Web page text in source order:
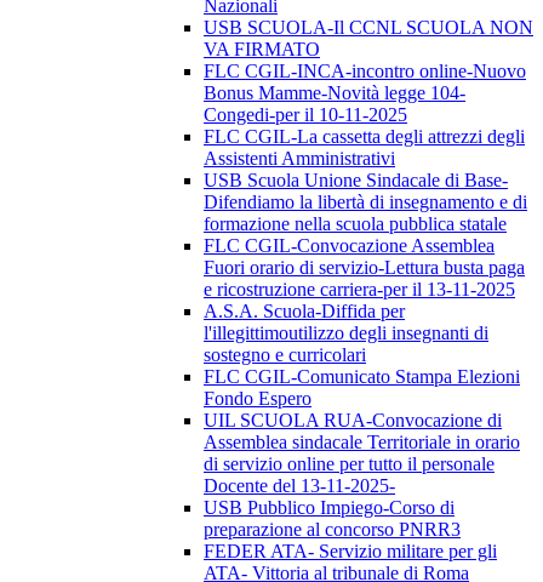
Nazionali
USB SCUOLA-Il CCNL SCUOLA NON
VA FIRMATO
FLC CGIL-INCA-incontro online-Nuovo
Bonus Mamme-Novità legge 104-
Congedi-per il 10-11-2025
FLC CGIL-La cassetta degli attrezzi degli
Assistenti Amministrativi
USB Scuola Unione Sindacale di Base-
Difendiamo la libertà di insegnamento e di
formazione nella scuola pubblica statale
FLC CGIL-Convocazione Assemblea
Fuori orario di servizio-Lettura busta paga
e ricostruzione carriera-per il 13-11-2025
A.S.A. Scuola-Diffida per
l'illegittimoutilizzo degli insegnanti di
sostegno e curricolari
FLC CGIL-Comunicato Stampa Elezioni
Fondo Espero
UIL SCUOLA RUA-Convocazione di
Assemblea sindacale Territoriale in orario
di servizio online per tutto il personale
Docente del 13-11-2025-
USB Pubblico Impiego-Corso di
preparazione al concorso PNRR3
FEDER ATA- Servizio militare per gli
ATA- Vittoria al tribunale di Roma